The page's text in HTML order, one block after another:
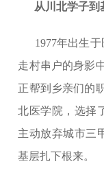
从川北学子到
1977年出生
走村串户的身影
正帮到乡亲们的
北医学院，选择
主动放弃城市三
基层扎下根来。